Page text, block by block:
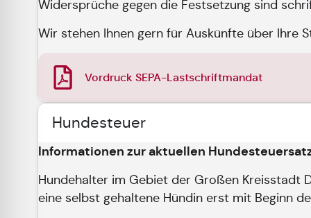
Widersprüche gegen die Festsetzung sind
Wir stehen Ihnen gern für Auskünfte über Ihre
Vordruck SEPA-Lastschriftmandat
Hundesteuer
Informationen zur aktuellen
Hundehalter im Gebiet der Großen Kreisstadt
eine selbst gehaltene Hündin erst mit Beginn